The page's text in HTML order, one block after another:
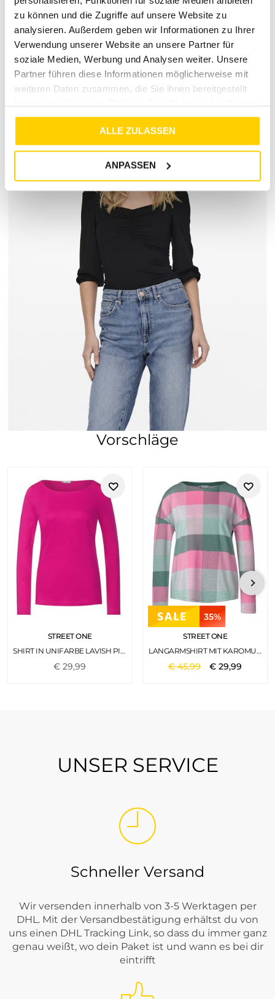
zu können und die Zugriffe auf unsere Website zu
analysieren. Außerdem geben wir Informationen zu Ihrer
Verwendung unserer Website an unsere Partner für
soziale Medien, Werbung und Analysen weiter. Unsere
Partner führen diese Informationen möglicherweise mit
weiteren Daten zusammen, die Sie ihnen bereitgestellt
gesammelt haben.
ALLE ZULASSEN
ANPASSEN
RETOURE / REKLAMATION
MARKENINFORMATIONEN
Vorschläge
STREET ONE
SHIRT IN UNIFARBE LAVISH PINK
€29,99
35%
STREET ONE
LANGARMSHIRT MIT KAROMUSTER DARK CLARY MINT
€45,99 €29,99
UNSER SERVICE
Schneller Versand
Wir versenden innerhalb von 3-5 Werktagen per
DHL. Mit der Versandbestätigung erhältst du von
uns einen DHL Tracking Link, so dass du immer ganz
genau weißt, wo dein Paket ist und wann es bei dir
eintrifft